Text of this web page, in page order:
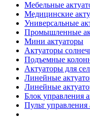
Мебельные
Медицинские
Универсальные
Промышленные
Мини актуаторы
Актуаторы
Подъемные
Актуаторы для
Линейные
Линейные
Блок управления
Пульт управления